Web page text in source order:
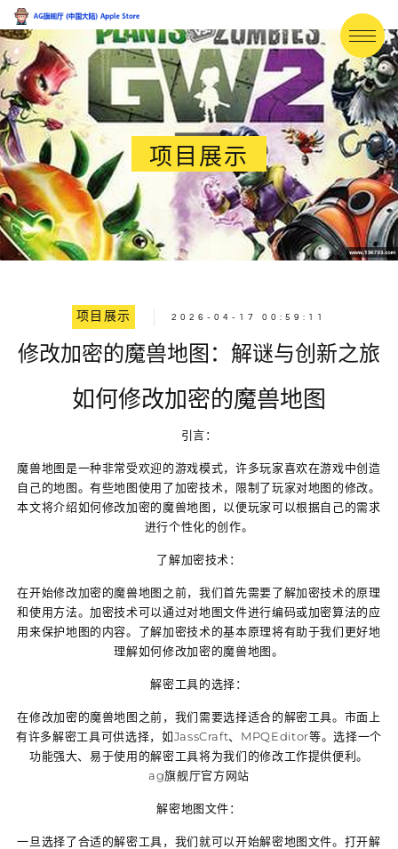
项目展示
项目展示 2026-04-17 00:59:11
修改加密的魔兽地图：解谜与创新之旅
如何修改加密的魔兽地图
引言：
魔兽地图是一种非常受欢迎的游戏模式，许多玩家喜欢在游戏中创造
自己的地图。有些地图使用了加密技术，限制了玩家对地图的修改。
本文将介绍如何修改加密的魔兽地图，以便玩家可以根据自己的需求
进行个性化的创作。
了解加密技术：
在开始修改加密的魔兽地图之前，我们首先需要了解加密技术的原理
和使用方法。加密技术可以通过对地图文件进行编码或加密算法的应
用来保护地图的内容。了解加密技术的基本原理将有助于我们更好地
理解如何修改加密的魔兽地图。
解密工具的选择：
在修改加密的魔兽地图之前，我们需要选择适合的解密工具。市面上
有许多解密工具可供选择，如JassCraft、MPQEditor等。选择一个
功能强大、易于使用的解密工具将为我们的修改工作提供便利。
ag旗舰厅官方网站
解密地图文件：
一旦选择了合适的解密工具，我们就可以开始解密地图文件。打开解